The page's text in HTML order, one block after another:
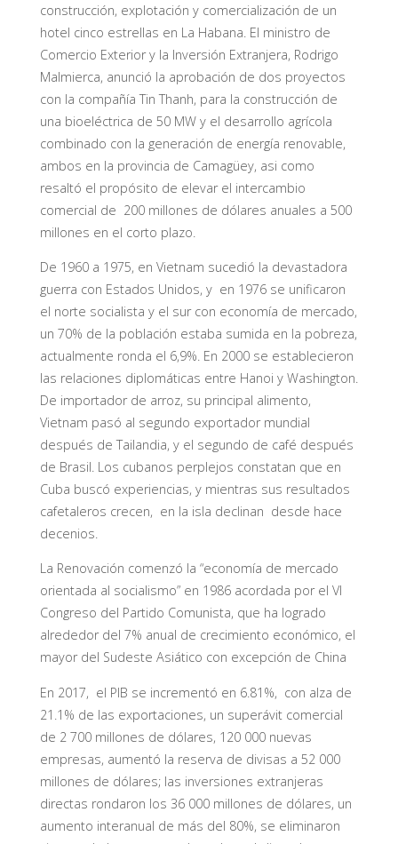
construcción, explotación y comercialización de un
hotel cinco estrellas en La Habana. El ministro de
Comercio Exterior y la Inversión Extranjera, Rodrigo
Malmierca, anunció la aprobación de dos proyectos
con la compañía Tin Thanh, para la construcción de
una bioeléctrica de 50 MW y el desarrollo agrícola
combinado con la generación de energía renovable,
ambos en la provincia de Camagüey, asi como
resaltó el propósito de elevar el intercambio
comercial de 200 millones de dólares anuales a 500
millones en el corto plazo.
De 1960 a 1975, en Vietnam sucedió la devastadora
guerra con Estados Unidos, y en 1976 se unificaron
el norte socialista y el sur con economía de mercado,
un 70% de la población estaba sumida en la pobreza,
actualmente ronda el 6,9%. En 2000 se establecieron
las relaciones diplomáticas entre Hanoi y Washington.
De importador de arroz, su principal alimento,
Vietnam pasó al segundo exportador mundial
después de Tailandia, y el segundo de café después
de Brasil. Los cubanos perplejos constatan que en
Cuba buscó experiencias, y mientras sus resultados
cafetaleros crecen, en la isla declinan desde hace
decenios.
La Renovación comenzó la “economía de mercado
orientada al socialismo” en 1986 acordada por el VI
Congreso del Partido Comunista, que ha logrado
alrededor del 7% anual de crecimiento económico, el
mayor del Sudeste Asiático con excepción de China
En 2017, el PIB se incrementó en 6.81%, con alza de
21.1% de las exportaciones, un superávit comercial
de 2 700 millones de dólares, 120 000 nuevas
empresas, aumentó la reserva de divisas a 52 000
millones de dólares; las inversiones extranjeras
directas rondaron los 36 000 millones de dólares, un
aumento interanual de más del 80%, se eliminaron